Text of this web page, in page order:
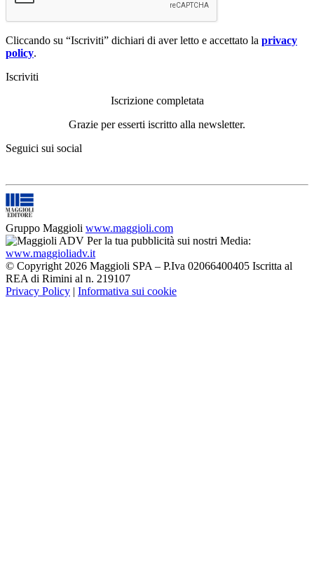
Cliccando su “Iscriviti” dichiari di aver letto e accettato la privacy
policy.
Iscriviti
Iscrizione completata
Grazie per esserti iscritto alla newsletter.
Seguici sui social
Gruppo Maggioli www.maggioli.com
Per la tua pubblicità sui nostri Media:
www.maggioliadv.it
© Copyright 2026 Maggioli SPA – P.Iva 02066400405 Iscritta al
REA di Rimini al n. 219107
Privacy Policy | Informativa sui cookie